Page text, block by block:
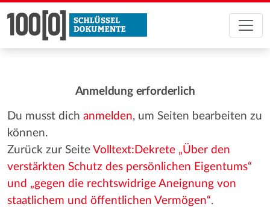
Anmeldung erforderlich
Du musst dich anmelden, um Seiten bearbeiten zu
können.
Zurück zur Seite Volltext:Dekrete „Über den
verstärkten Schutz des persönlichen Eigentums“
und „gegen die rechtswidrige Aneignung von
staatlichem und öffentlichen Vermögen“.